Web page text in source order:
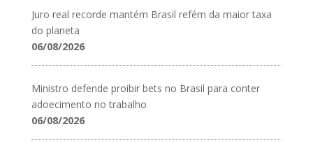
Juro real recorde mantém Brasil refém da maior taxa
do planeta
06/08/2026
Ministro defende proibir bets no Brasil para conter
adoecimento no trabalho
06/08/2026